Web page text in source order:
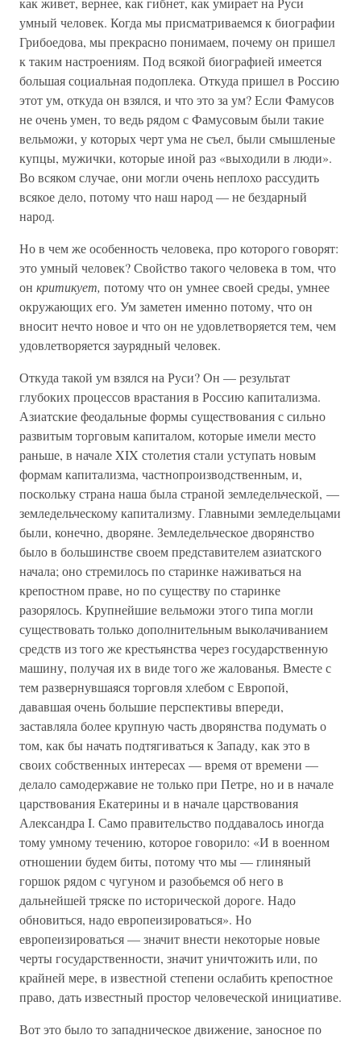
умный человек. Когда мы присматриваемся к биографии
Грибоедова, мы прекрасно понимаем, почему он пришел
к таким настроениям. Под всякой биографией имеется
большая социальная подоплека. Откуда пришел в Россию
этот ум, откуда он взялся, и что это за ум? Если Фамусов
не очень умен, то ведь рядом с Фамусовым были такие
вельможи, у которых черт ума не съел, были смышленые
купцы, мужички, которые иной раз «выходили в люди».
Во всяком случае, они могли очень неплохо рассудить
всякое дело, потому что наш народ — не бездарный
народ.
Но в чем же особенность человека, про которого говорят:
это умный человек? Свойство такого человека в том, что
он критикует, потому что он умнее своей среды, умнее
окружающих его. Ум заметен именно потому, что он
вносит нечто новое и что он не удовлетворяется тем, чем
удовлетворяется заурядный человек.
Откуда такой ум взялся на Руси? Он — результат
глубоких процессов врастания в Россию капитализма.
Азиатские феодальные формы существования с сильно
развитым торговым капиталом, которые имели место
раньше, в начале XIX столетия стали уступать новым
формам капитализма, частнопроизводственным, и,
поскольку страна наша была страной земледельческой, —
земледельческому капитализму. Главными земледельцами
были, конечно, дворяне. Земледельческое дворянство
было в большинстве своем представителем азиатского
начала; оно стремилось по старинке наживаться на
крепостном праве, но по существу по старинке
разорялось. Крупнейшие вельможи этого типа могли
существовать только дополнительным выколачиванием
средств из того же крестьянства через государственную
машину, получая их в виде того же жалованья. Вместе с
тем развернувшаяся торговля хлебом с Европой,
дававшая очень большие перспективы впереди,
заставляла более крупную часть дворянства подумать о
том, как бы начать подтягиваться к Западу, как это в
своих собственных интересах — время от времени —
делало самодержавие не только при Петре, но и в начале
царствования Екатерины и в начале царствования
Александра I. Само правительство поддавалось иногда
тому умному течению, которое говорило: «И в военном
отношении будем биты, потому что мы — глиняный
горшок рядом с чугуном и разобьемся об него в
дальнейшей тряске по исторической дороге. Надо
обновиться, надо европеизироваться». Но
европеизироваться — значит внести некоторые новые
черты государственности, значит уничтожить или, по
крайней мере, в известной степени ослабить крепостное
право, дать известный простор человеческой инициативе.
Вот это было то западническое движение, заносное по